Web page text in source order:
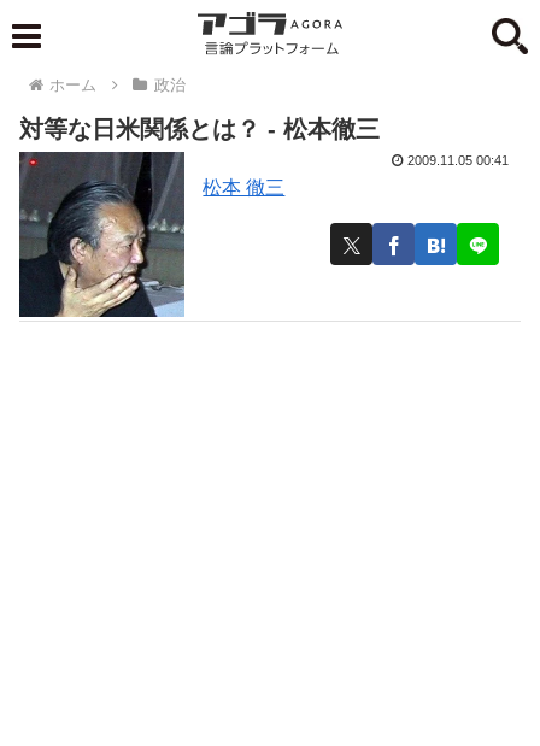
ホーム 政治
対等な日米関係とは？ - 松本徹三
松本 徹三
2009.11.05 00:41